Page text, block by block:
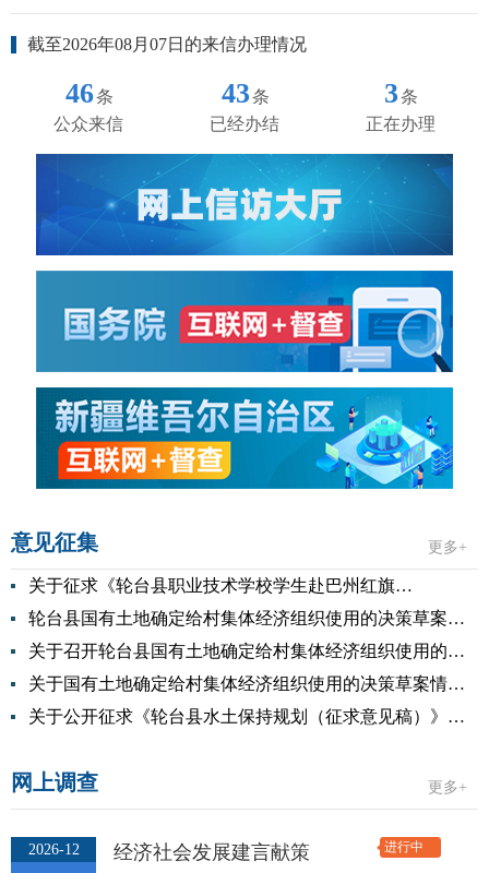
截至2026年08月07日的来信办理情况
46条
公众来信
43条
已经办结
3条
正在办理
更多+
意见征集
关于征求《轮台县职业技术学校学生赴巴州红旗技师学院分流培养实施方案（征求意见稿）》意见建议的公告
轮台县国有土地确定给村集体经济组织使用的决策草案听证会时间变更公告
关于召开轮台县国有土地确定给村集体经济组织使用的决策草案听证会公告
关于国有土地确定给村集体经济组织使用的决策草案情况说明
关于公开征求《轮台县水土保持规划（征求意见稿）》意见的通知
更多+
网上调查
2026-12 经济社会发展建言献策 进行中